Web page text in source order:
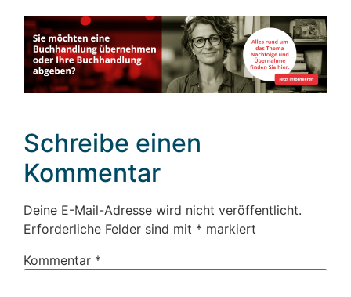
Schreibe einen
Kommentar
Deine E-Mail-Adresse wird nicht veröffentlicht.
Erforderliche Felder sind mit * markiert
Kommentar *